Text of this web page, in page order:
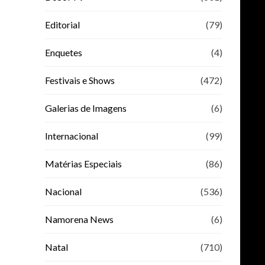
Editorial (79)
Enquetes (4)
Festivais e Shows (472)
Galerias de Imagens (6)
Internacional (99)
Matérias Especiais (86)
Nacional (536)
Namorena News (6)
Natal (710)